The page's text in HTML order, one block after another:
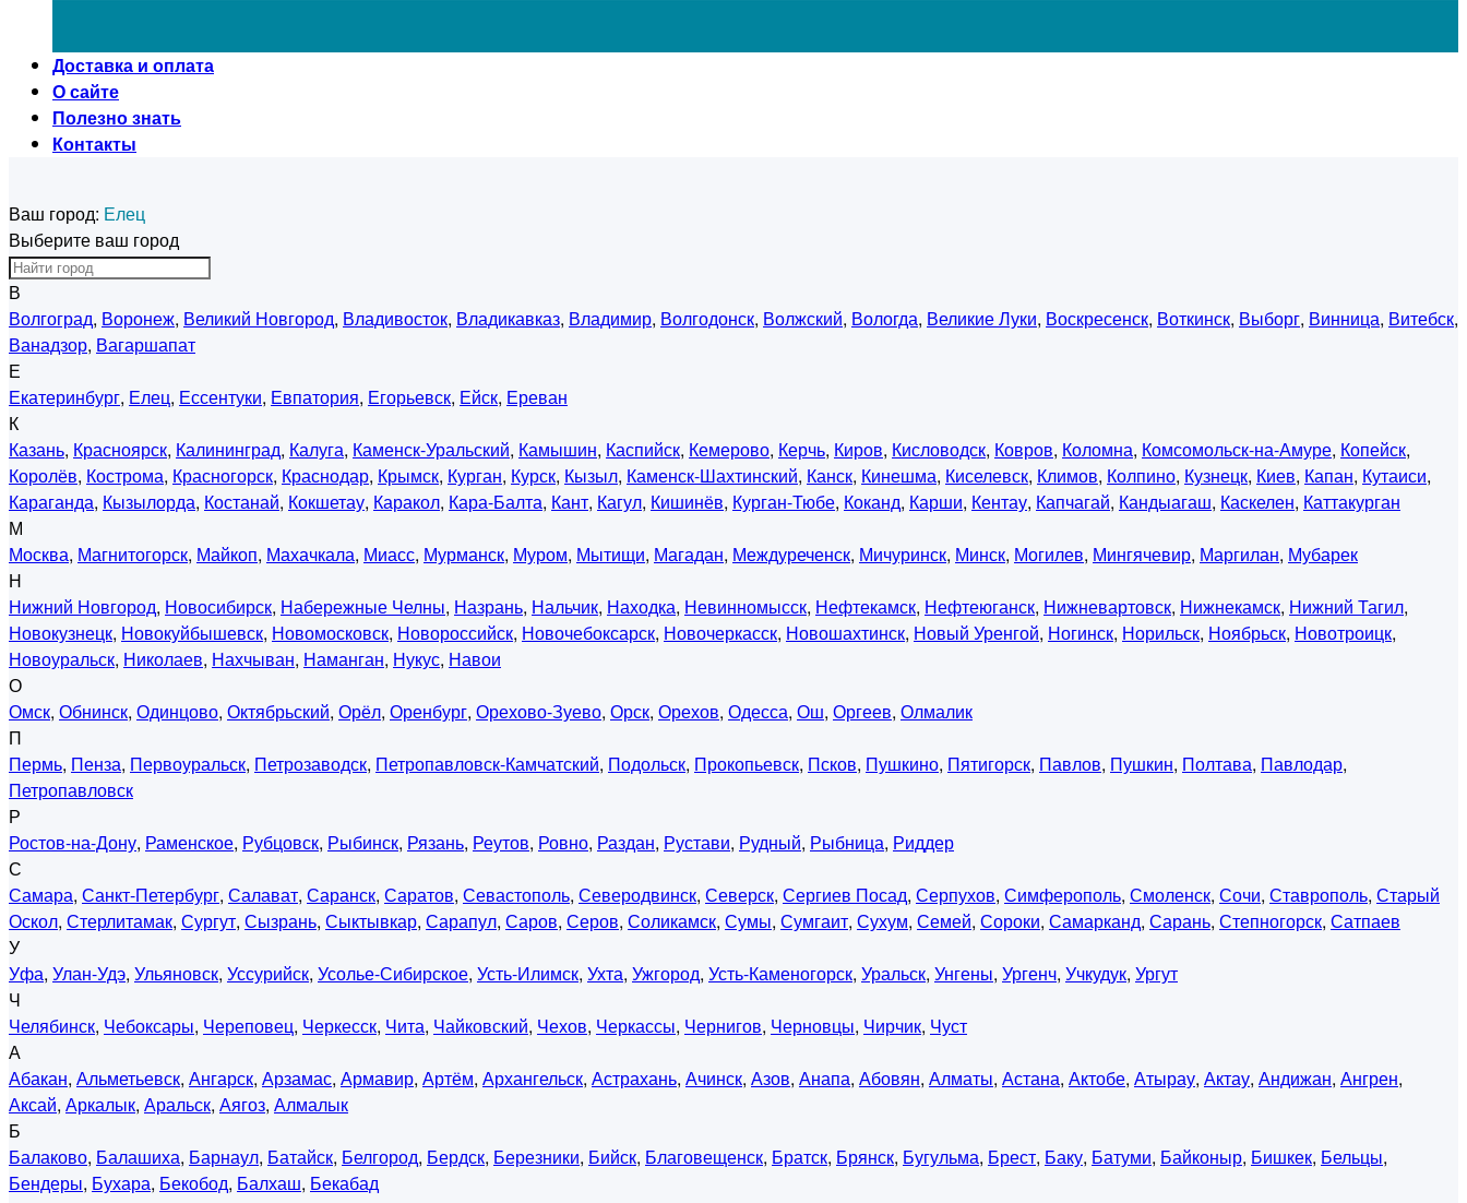
Доставка и оплата
О сайте
Полезно знать
Контакты
Ваш город: Елец
Выберите ваш город
В
Волгоград, Воронеж, Великий Новгород, Владивосток, Владикавказ, Владимир, Волгодонск, Волжский, Вологда, Великие Луки, Воскресенск, Воткинск, Выборг, Винница, Витебск,
Ванадзор, Вагаршапат
Е
Екатеринбург, Елец, Ессентуки, Евпатория, Егорьевск, Ейск, Ереван
К
Казань, Красноярск, Калининград, Калуга, Каменск-Уральский, Камышин, Каспийск, Кемерово, Керчь, Киров, Кисловодск, Ковров, Коломна, Комсомольск-на-Амуре, Копейск,
Королёв, Кострома, Красногорск, Краснодар, Крымск, Курган, Курск, Кызыл, Каменск-Шахтинский, Канск, Кинешма, Киселевск, Климов, Колпино, Кузнецк, Киев, Капан, Кутаиси,
Караганда, Кызылорда, Костанай, Кокшетау, Каракол, Кара-Балта, Кант, Кагул, Кишинёв, Курган-Тюбе, Коканд, Карши, Кентау, Капчагай, Кандыагаш, Каскелен, Каттакурган
М
Москва, Магнитогорск, Майкоп, Махачкала, Миасс, Мурманск, Муром, Мытищи, Магадан, Междуреченск, Мичуринск, Минск, Могилев, Мингячевир, Маргилан, Мубарек
Н
Нижний Новгород, Новосибирск, Набережные Челны, Назрань, Нальчик, Находка, Невинномысск, Нефтекамск, Нефтеюганск, Нижневартовск, Нижнекамск, Нижний Тагил,
Новокузнецк, Новокуйбышевск, Новомосковск, Новороссийск, Новочебоксарск, Новочеркасск, Новошахтинск, Новый Уренгой, Ногинск, Норильск, Ноябрьск, Новотроицк,
Новоуральск, Николаев, Нахчыван, Наманган, Нукус, Навои
О
Омск, Обнинск, Одинцово, Октябрьский, Орёл, Оренбург, Орехово-Зуево, Орск, Орехов, Одесса, Ош, Оргеев, Олмалик
П
Пермь, Пенза, Первоуральск, Петрозаводск, Петропавловск-Камчатский, Подольск, Прокопьевск, Псков, Пушкино, Пятигорск, Павлов, Пушкин, Полтава, Павлодар,
Петропавловск
Р
Ростов-на-Дону, Раменское, Рубцовск, Рыбинск, Рязань, Реутов, Ровно, Раздан, Рустави, Рудный, Рыбница, Риддер
С
Самара, Санкт-Петербург, Салават, Саранск, Саратов, Севастополь, Северодвинск, Северск, Сергиев Посад, Серпухов, Симферополь, Смоленск, Сочи, Ставрополь, Старый
Оскол, Стерлитамак, Сургут, Сызрань, Сыктывкар, Сарапул, Саров, Серов, Соликамск, Сумы, Сумгаит, Сухум, Семей, Сороки, Самарканд, Сарань, Степногорск, Сатпаев
У
Уфа, Улан-Удэ, Ульяновск, Уссурийск, Усолье-Сибирское, Усть-Илимск, Ухта, Ужгород, Усть-Каменогорск, Уральск, Унгены, Ургенч, Учкудук, Ургут
Ч
Челябинск, Чебоксары, Череповец, Черкесск, Чита, Чайковский, Чехов, Черкассы, Чернигов, Черновцы, Чирчик, Чуст
А
Абакан, Альметьевск, Ангарск, Арзамас, Армавир, Артём, Архангельск, Астрахань, Ачинск, Азов, Анапа, Абовян, Алматы, Астана, Актобе, Атырау, Актау, Андижан, Ангрен,
Аксай, Аркалык, Аральск, Аягоз, Алмалык
Б
Балаково, Балашиха, Барнаул, Батайск, Белгород, Бердск, Березники, Бийск, Благовещенск, Братск, Брянск, Бугульма, Брест, Баку, Батуми, Байконыр, Бишкек, Бельцы,
Бендеры, Бухара, Бекобод, Балхаш, Бекабад